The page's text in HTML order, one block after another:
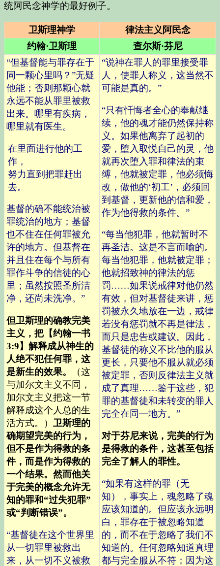
统阿民念神学的最好例子。
卫斯理神学
律法主义阿民念
约翰·卫斯理
查尔斯·芬尼
“但基督能与罪存在于
同一颗心里吗？”无疑
他能；否则那颗心就
永远不能从罪里被救
出来。哪里有疾病，
哪里就有医生。
在里面进行他的工
作，
努力直到把罪赶出
去。
基督的确不能统治被
罪统治的地方；基督
也不住在任何罪被允
许的地方。但基督在
并且住在每个与所有
罪作斗争的信徒的心
里；虽然按照圣所洁
净，还尚未洗净。”
但卫斯理的确教完美
主义，把【约翰一书
3:9】 解释成从神生的
人绝不犯任何罪，这
是新生的效果。
（这
与加尔文主义不同，
加尔文主义把这一节
解释成这个人总的生
活方式。）
卫斯理的
确期望完美的行为，
但不是作为得救的条
件，而是作为得救的
一个结果。然而他关
于完美的概念允许无
知的罪和“过失犯罪”
或“判断错误”。
“基督徒在这个世界里
从一切罪里被救出
来，从一切不义被救
“说神在罪人的罪里接受罪
人，使罪人称义，这当然不
可能是真的。”
“只有忏悔者全心的奉献继
续，他的魂才能仍然保持称
义。如果他离弃了起初的
爱，堕入取悦自己的灵，他
就再次堕入罪和律法的束
缚，他就被定罪，他必须悔
改，做他的‘初工’，必须回
到基督，更新他的信和爱，
作为他得救的条件。”
“每当他犯罪，他就暂时不
再圣洁。这是不言而喻的。
每当他犯罪，他就被定罪；
他就招致神的律法的惩
罚……如果说戒律对他仍然
有效，但对基督徒来讲，惩
罚被永久地放在一边，戒律
若没有惩罚就不再是律法，
而只是忠告或建议。因此，
基督徒的称义不比他的服从
更长，只要他不服从就必须
被定罪，否则反律法主义就
成了真理……鉴于这些，犯
罪的基督徒和未转变的罪人
完全在同一地方。”
对于芬尼来说，完美的行为
是得救的条件，这甚至包括
完全了解人的罪性。
“如果有这样的罪（无
知），事实上，魂忽略了魂
应该知道的。但应该永远明
白，罪存在于被忽略知道
的，而不在于忽略了我们不
知道的。任何忽略知道真理
都与完全服从不符；因为这